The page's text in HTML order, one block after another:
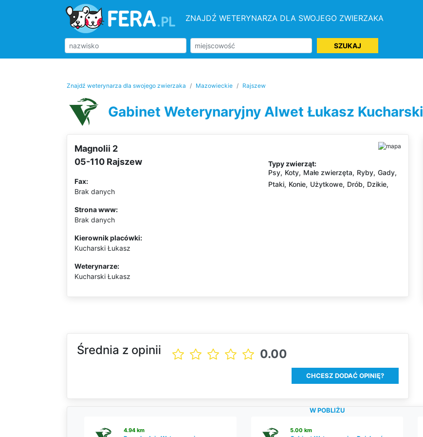
ZNAJDŹ WETERYNARZA DLA SWOJEGO ZWIERZAKA
SZUKAJ
Znajdź weterynarza dla swojego zwierzaka Mazowieckie Rajszew
Gabinet Weterynaryjny Alwet Łukasz Kucharski
Magnolii 2
05-110 Rajszew
Fax:
Brak danych
Strona www:
Brak danych
Kierownik placówki:
Kucharski Łukasz
Weterynarze:
Kucharski Łukasz
Typy zwierząt:
Psy, Koty, Małe zwierzęta, Ryby, Gady,
Ptaki, Konie, Użytkowe, Drób, Dzikie,
Średnia z opinii 0.00
CHCESZ DODAĆ OPINIĘ?
W POBLIŻU
4.94 km 5.00 km